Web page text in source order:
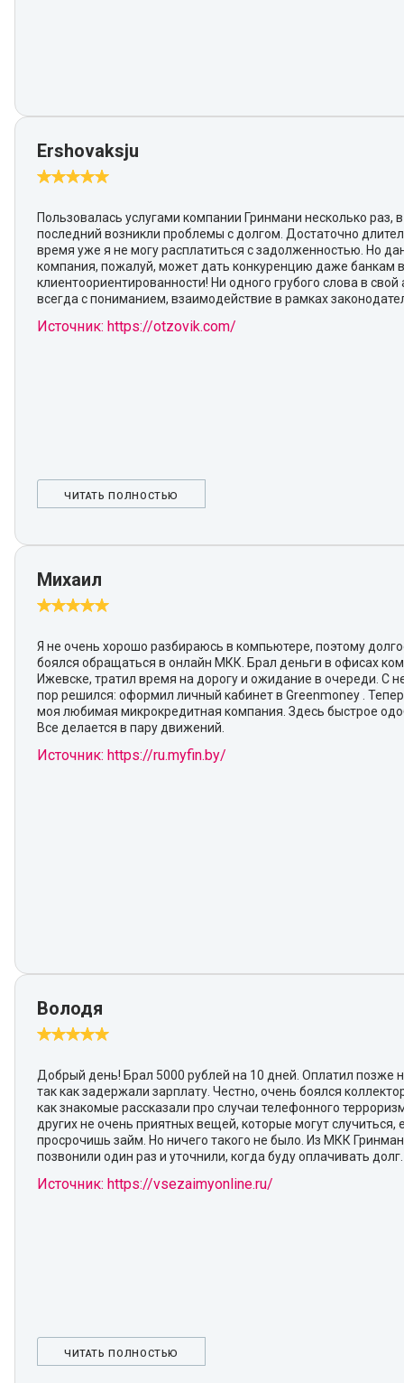
Ershovaksju
Пользовалась услугами компании Гринмани несколько раз, в
последний возникли проблемы с долгом. Достаточно
время уже я не могу расплатиться с задолженностью. Но
компания, пожалуй, может дать конкуренцию даже банкам в
клиентоориентированности! Ни одного грубого слова в свой
всегда с пониманием, взаимодействие в рамках
Источник: https://otzovik.com/
ЧИТАТЬ ПОЛНОСТЬЮ
Михаил
Я не очень хорошо разбираюсь в компьютере, поэтому
боялся обращаться в онлайн МКК. Брал деньги в офисах
Ижевске, тратил время на дорогу и ожидание в очереди. С
пор решился: оформил личный кабинет в Greenmoney .
моя любимая микрокредитная компания. Здесь быстрое
Все делается в пару движений.
Источник: https://ru.myfin.by/
Володя
Добрый день! Брал 5000 рублей на 10 дней. Оплатил позже
так как задержали зарплату. Честно, очень боялся
как знакомые рассказали про случаи телефонного
других не очень приятных вещей, которые могут случиться,
просрочишь займ. Но ничего такого не было. Из МКК
позвонили один раз и уточнили, когда буду оплачивать долг.
Источник: https://vsezaimyonline.ru/
ЧИТАТЬ ПОЛНОСТЬЮ